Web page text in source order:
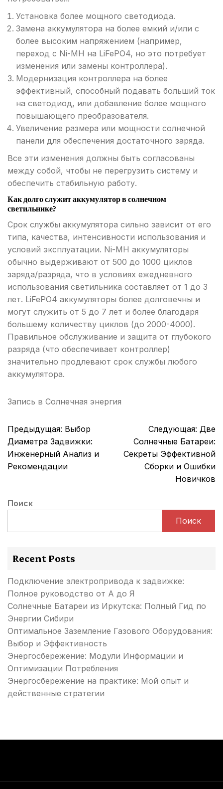
Установка более мощного светодиода.
Замена аккумулятора на более емкий и/или с
более высоким напряжением (например,
переход с Ni-MH на LiFePO4, но это потребует
изменения или замены контроллера).
Модернизация контроллера на более
эффективный, способный подавать больший ток
на светодиод, или добавление более мощного
повышающего преобразователя.
Увеличение размера или мощности солнечной
панели для обеспечения достаточного заряда.
Все эти изменения должны быть согласованы
между собой, чтобы не перегрузить систему и
обеспечить стабильную работу.
Как долго служит аккумулятор в солнечном
светильнике?
Срок службы аккумулятора сильно зависит от его
типа, качества, интенсивности использования и
условий эксплуатации. Ni-MH аккумуляторы
обычно выдерживают от 500 до 1000 циклов
заряда/разряда, что в условиях ежедневного
использования светильника составляет от 1 до 3
лет. LiFePO4 аккумуляторы более долговечны и
могут служить от 5 до 7 лет и более благодаря
большему количеству циклов (до 2000-4000).
Правильное обслуживание и защита от глубокого
разряда (что обеспечивает контроллер)
значительно продлевают срок службы любого
аккумулятора.
Запись в Солнечная энергия
Навигация
по
записям
Предыдущая: Выбор
Диаметра Задвижки:
Инженерный Анализ и
Рекомендации
Следующая: Две
Солнечные Батареи:
Секреты Эффективной
Сборки и Ошибки
Новичков
Поиск
Поиск
Recent Posts
Подключение электропривода к задвижке:
Полное руководство от А до Я
Солнечные Батареи из Иркутска: Полный Гид по
Энергии Сибири
Оптимальное Заземление Газового Оборудования:
Выбор и Эффективность
Энергосбережение: Модули Информации и
Оптимизации Потребления
Энергосбережение на практике: Мой опыт и
действенные стратегии